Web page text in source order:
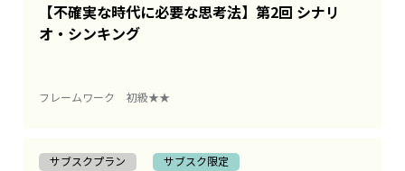
【不確実な時代に必要な思考法】第2回 シナリ
オ・シンキング
フレームワーク 初級★★
サブスクプラン サブスク限定